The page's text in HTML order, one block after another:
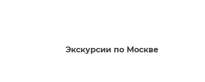
Экскурсии по Москве